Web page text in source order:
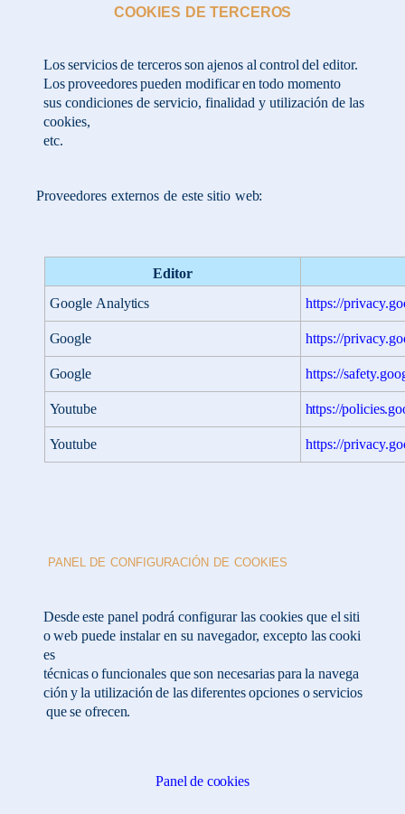
COOKIES DE TERCEROS
Los serviciosde terceros son ajenos al control del editor.
Los proveedorespueden modificar en todo momento
sus condiciones de servicio, finalidad y utilización de las
cookies,
etc.
Proveedores externos de este sitio web:
Editor
Google Analytics https://
Google https://
Google https://
Youtube https://
Youtube https://
PANEL DE CONFIGURACIÓN DE COOKIES
Desde este panel podrá configurar las cookies que el siti
o web puede instalar en su navegador, excepto las cooki
es
técnicas o funcionales que son necesarias para la navega
ción y la utilización de las diferentes opciones o servicios
que seofrecen.
Panel de cookies